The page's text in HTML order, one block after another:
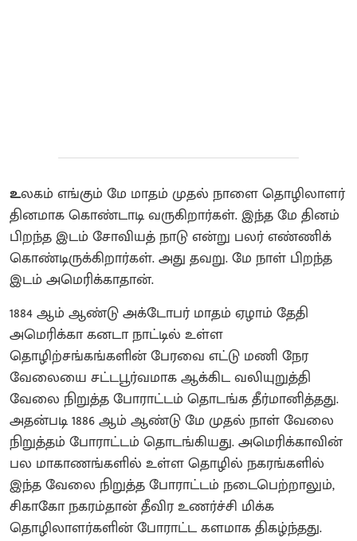
உலகம் எங்கும் மே மாதம் முதல் நாளை தொழிலாளர்
தினமாக கொண்டாடி வருகிறார்கள். இந்த மே தினம்
பிறந்த இடம் சோவியத் நாடு என்று பலர் எண்ணிக்
கொண்டிருக்கிறார்கள். அது தவறு. மே நாள் பிறந்த
இடம் அமெரிக்காதான்.
1884 ஆம் ஆண்டு அக்டோபர் மாதம் ஏழாம் தேதி
அமெரிக்கா கனடா நாட்டில் உள்ள
தொழிற்சங்கங்களின் பேரவை எட்டு மணி நேர
வேலையை சட்டபூர்வமாக ஆக்கிட வலியுறுத்தி
வேலை நிறுத்த போராட்டம் தொடங்க தீர்மானித்தது.
அதன்படி 1886 ஆம் ஆண்டு மே முதல் நாள் வேலை
நிறுத்தம் போராட்டம் தொடங்கியது. அமெரிக்காவின்
பல மாகாணங்களில் உள்ள தொழில் நகரங்களில்
இந்த வேலை நிறுத்த போராட்டம் நடைபெற்றாலும்,
சிகாகோ நகரம்தான் தீவிர உணர்ச்சி மிக்க
தொழிலாளர்களின் போராட்ட களமாக திகழ்ந்தது.